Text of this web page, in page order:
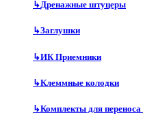
↳Дренажные штуцеры
↳Заглушки
↳ИК Приемники
↳Клеммные колодки
↳Комплекты для